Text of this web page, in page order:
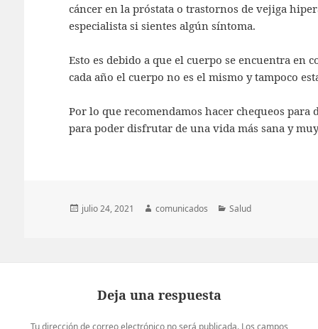
cáncer en la próstata o trastornos de vejiga
especialista si sientes algún síntoma.
Esto es debido a que el cuerpo se encuentra en
cada año el cuerpo no es el mismo y tampoco
Por lo que recomendamos hacer chequeos
para poder disfrutar de una vida más sana y
Publicado
julio 24, 2021 Autor
comunicados Categorías
Salud
Deja una respuesta